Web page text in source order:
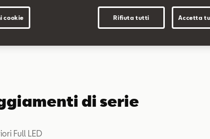
di serie
Full LED
Rifiuta tutti Accetta
cookie